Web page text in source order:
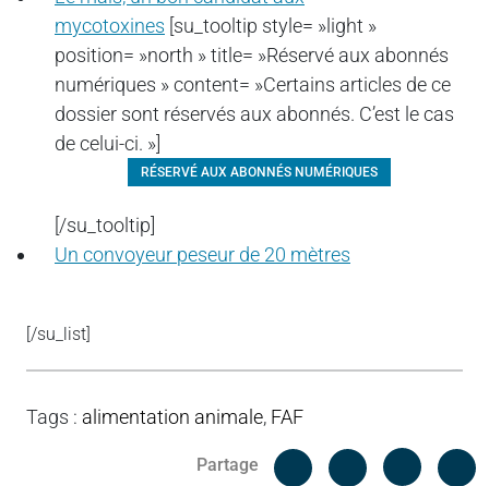
mycotoxines [su_tooltip style= »light »
position= »north » title= »Réservé aux abonnés
numériques » content= »Certains articles de ce
dossier sont réservés aux abonnés. C’est le cas
de celui-ci. »]
RÉSERVÉ AUX ABONNÉS NUMÉRIQUES
[/su_tooltip]
Un convoyeur peseur de 20 mètres
[/su_list]
Tags : alimentation animale, FAF
Partage
Facebook